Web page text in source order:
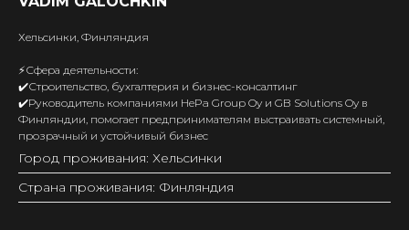
Хельсинки, Финляндия
⚡️Сфера деятельности:
✔️Строительство, бухгалтерия и бизнес-консалтинг
✔️Руководитель компаниями HePa Group Oy и GB Solutions Oy в
Финляндии, помогает предпринимателям выстраивать системный,
прозрачный и устойчивый бизнес
Город проживания: Хельсинки
Страна проживания: Финляндия